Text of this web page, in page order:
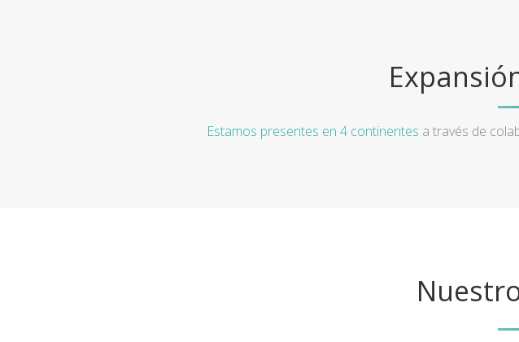
Estamos presentes en 4 continentes a través de